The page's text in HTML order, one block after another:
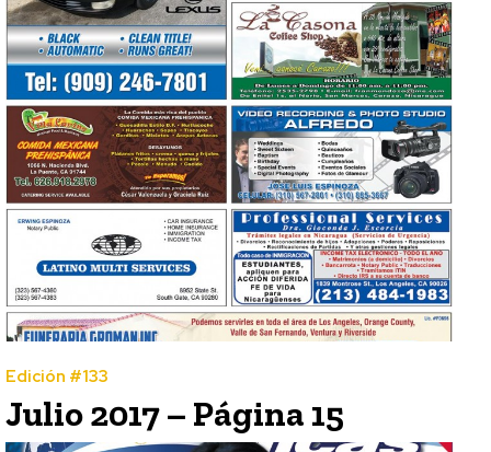
Edición #133
Julio 2017 – Página 15